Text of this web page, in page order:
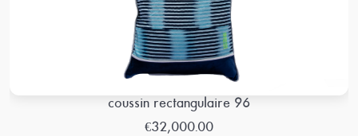
coussin rectangulaire 96
€32,000.00